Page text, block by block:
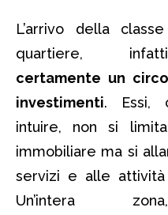
L’arrivo della
quartiere,
certamente un
investimenti. Essi,
intuire, non si
immobiliare ma si
servizi e alle
Un’intera